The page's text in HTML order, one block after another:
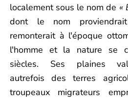
localement sous le nom de «
dont le nom
remonterait à l'époque
l'homme et la nature se
siècles. Ses plaines
autrefois des terres
troupeaux migrateurs